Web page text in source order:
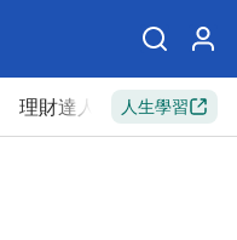
理財達人 新手入門
人生學習